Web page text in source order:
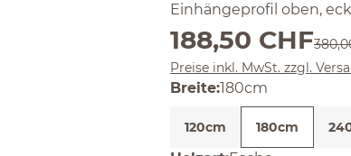
Einhängeprofil oben,
Verkaufspreis:
188,50 CHF
Preise inkl. MwSt. zzgl.
Breiteauswählen
:180cm
120cm 180cm